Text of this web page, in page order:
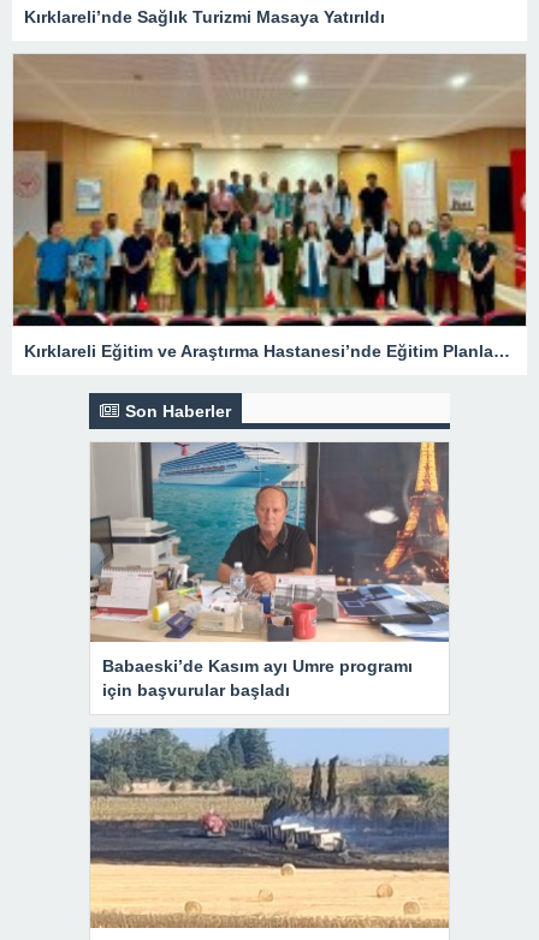
Kırklareli’nde Sağlık Turizmi Masaya Yatırıldı
Kırklareli Eğitim ve Araştırma Hastanesi’nde Eğitim Planlaması Masaya Yatırıldı
Son Haberler
Babaeski’de Kasım ayı Umre programı
için başvurular başladı